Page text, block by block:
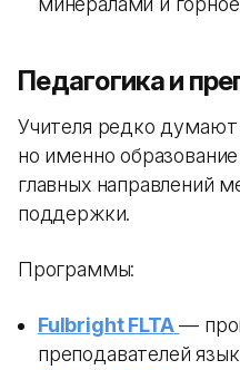
Педагогика и
Учителя редко думают
но именно
главных направлений
поддержки.
Программы:
Fulbright FLTA —
преподавателей